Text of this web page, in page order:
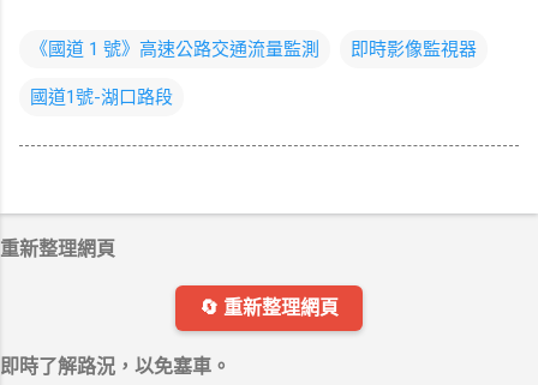
《國道 1 號》高速公路交通流量監測 即時影像監視器
國道1號-湖口路段
重新整理網頁
🔄 重新整理網頁
即時了解路況，以免塞車。